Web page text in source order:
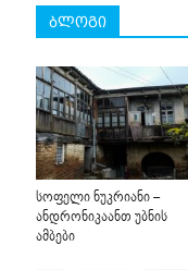
ბლოგი
სოფელი ნუკრიანი –
ანდრონიკაანთ უბნის
ამბები